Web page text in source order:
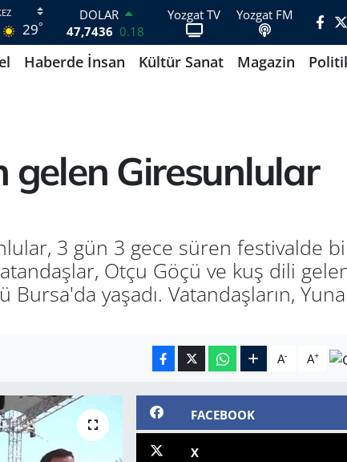
29°
DOLAR
47,7436 0.18
EURO
55,2510 0.32
13.779
-14
BITCOIN
Yozgat TV Yozgat FM
Haberde İnsan Kültür Sanat Magazin
gelen Giresunlular
3 gün 3 gece süren festivalde
Otçu Göçü ve kuş dili
yaşadı. Vatandaşların,
A- A+
FACEBOOK
X